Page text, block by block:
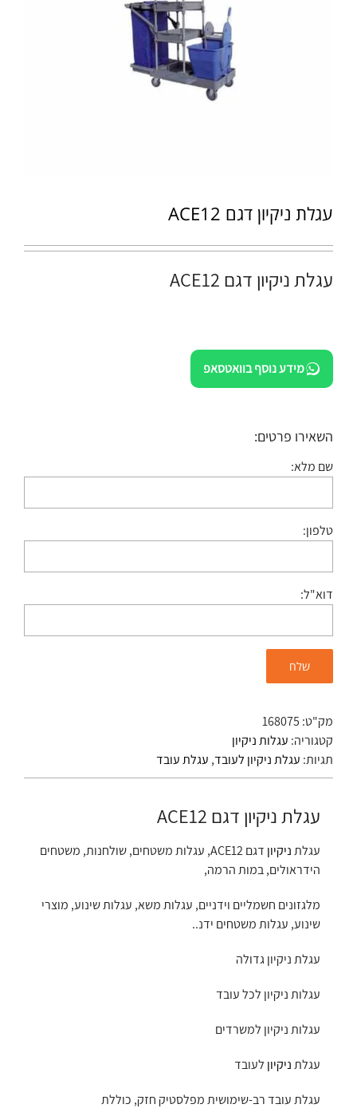
עגלת ניקיון דגם ACE12
עגלת ניקיון דגם ACE12
מידע נוסף בוואטסאפ
השאירו פרטים:
שם מלא:
טלפון:
דוא"ל:
מק"ט: 168075
קטגוריה: עגלות ניקיון
תגיות: עגלת ניקיון לעובד, עגלת עובד
עגלת ניקיון דגם ACE12
עגלתניקיון
דגם ACE12, עגלות משטחים, שולחנות, משטחים
הידראולים, במות הרמה,
מלגזונים חשמליים וידניים, עגלות משא, עגלות שינוע, מוצרי
שינוע, עגלות משטחים ידנ..
עגלת ניקיון גדולה
עגלות ניקיון לכל עובד
עגלות ניקיון למשרדים
עגלתניקיון לעובד
עגלת עובד רב-שימושית מפלסטיק חזק, כוללת